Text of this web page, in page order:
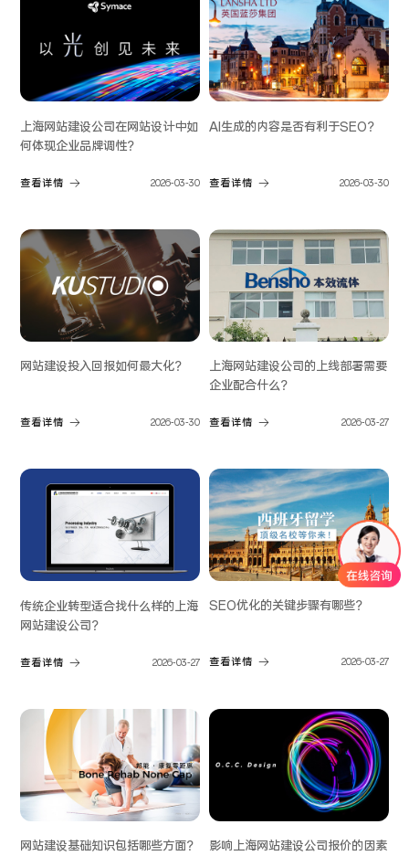
上海网站建设公司在网站设计中如
何体现企业品牌调性？
查看详情 2026-03-30
AI生成的内容是否有利于SEO？
查看详情 2026-03-30
网站建设投入回报如何最大化？
查看详情 2026-03-30
上海网站建设公司的上线部署需要
企业配合什么？
查看详情 2026-03-27
传统企业转型适合找什么样的上海
网站建设公司？
查看详情 2026-03-27
SEO优化的关键步骤有哪些？
查看详情 2026-03-27
网站建设基础知识包括哪些方面？
影响上海网站建设公司报价的因素